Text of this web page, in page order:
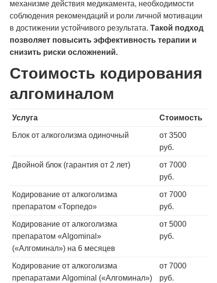
механизме действия медикамента, необходимости
соблюдения рекомендаций и роли личной мотивации
в достижении устойчивого результата. Такой подход
позволяет повысить эффективность терапии и
снизить риски осложнений.
Стоимость кодирования
алгоминалом
Услуга Стоимость
Блок от алкоголизма одиночный
от 3500
руб.
Двойной блок (гарантия от 2 лет)
от 7000
руб.
Кодирование от алкоголизма
препаратом «Торпедо»
от 7000
руб.
Кодирование от алкоголизма
препаратом «Algominal»
(«Алгоминал») на 6 месяцев
от 5000
руб.
Кодирование от алкоголизма
препаратами Algominal («Алгоминал»)
от 7000
руб.